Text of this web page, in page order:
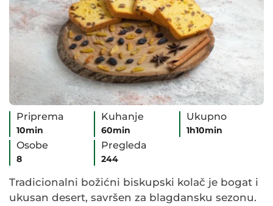
Priprema
10min
Kuhanje
60min
Ukupno
1h10min
Osobe
8
Pregleda
244
Tradicionalni božićni biskupski kolač je bogat i
ukusan desert, savršen za blagdansku sezonu.